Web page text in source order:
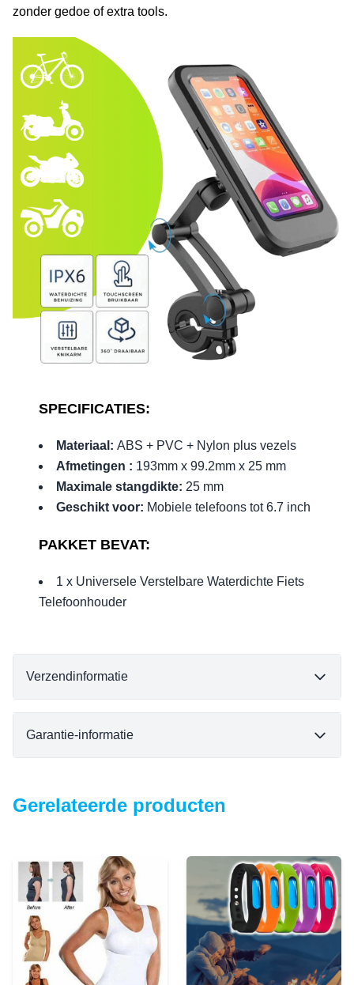
zonder gedoe of extra tools.
SPECIFICATIES:
Materiaal: ABS + PVC + Nylon plus vezels
Afmetingen : 193mm x 99.2mm x 25 mm
Maximale stangdikte: 25 mm
Geschikt voor: Mobiele telefoons tot 6.7 inch
PAKKET BEVAT:
1 x Universele Verstelbare Waterdichte Fiets
Telefoonhouder
Verzendinformatie
Garantie-informatie
Gerelateerde producten